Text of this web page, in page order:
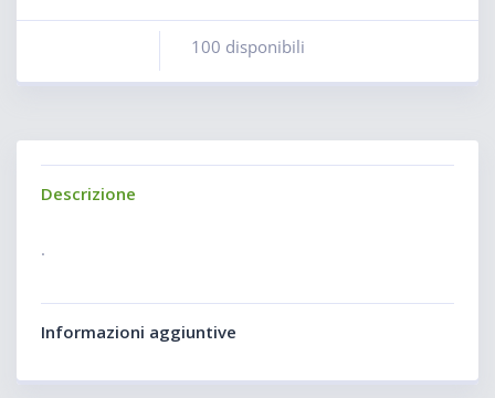
100 disponibili
Descrizione
.
Informazioni aggiuntive